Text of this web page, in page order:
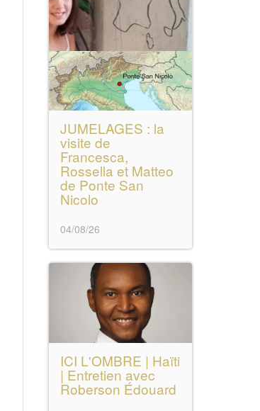
JUMELAGES : la
visite de
Francesca,
Rossella et Matteo
de Ponte San
Nicolo
04/08/26
ICI L'OMBRE | Haïti
| Entretien avec
Roberson Édouard